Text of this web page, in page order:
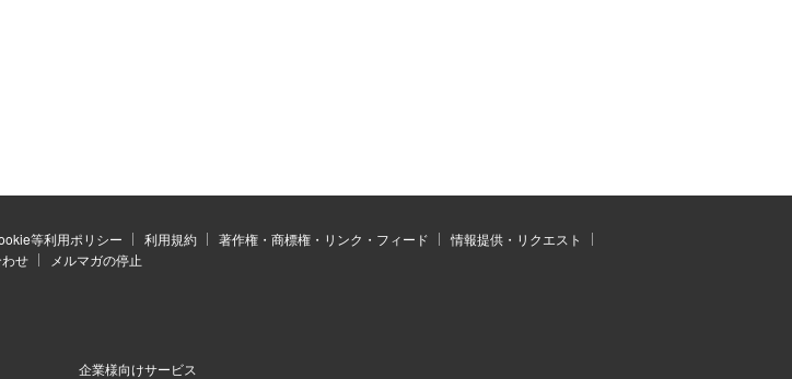
等利用ポリシー 利用規約 著作権・商標権・リンク・フィード
情報提供・リクエスト
せ
メルマガの停止
企業様向けサービス